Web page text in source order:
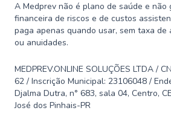
A Medprev não é plano de saúde e não
financeira de riscos e de custos
paga apenas quando usar, sem taxa de
ou anuidades.
MEDPREV.ONLINE SOLUÇÕES LTDA /
62 / Inscrição Municipal: 23106048 /
Djalma Dutra, n° 683, sala 04, Centro,
José dos Pinhais-PR